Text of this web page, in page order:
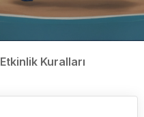
Etkinlik Kuralları